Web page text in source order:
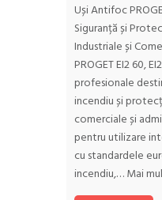
Uși Antifoc
Siguranță și
Industriale și
PROGET EI2 60,
profesionale
incendiu și
comerciale și
pentru utilizare
cu standardele
incendiu,…Mai